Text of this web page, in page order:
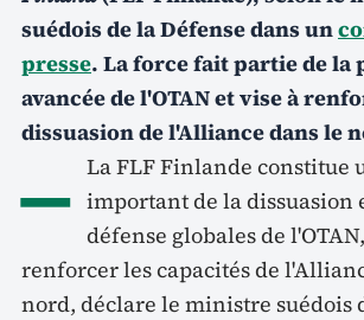
suédois de la Défense dans un
presse. La force fait partie de la
avancée de l'OTAN et vise à
dissuasion de l'Alliance dans le
– La FLF Finlande constitue
important de la dissuasion
défense globales de
renforcer les capacités de
nord, déclare le ministre suédois